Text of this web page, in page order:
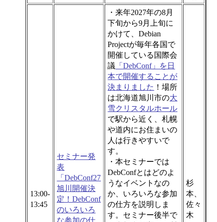
13:00-
13:45
セミナー発
表
「DebConf27
旭川開催決
定！DebConf
のいろいろ
・来年2027年の8月
下旬から9月上旬に
かけて、Debian
Projectが毎年各国で
開催している国際会
議 「DebConf」を日
本で開催することが
決まりました ！場所
は北海道旭川市の大
雪クリスタルホール
で駅から近く、札幌
や道内にお住まいの
人は行きやすいで
す。
・本セミナーでは
DebConfとはどのよ
うなイベントなの
か、いろいろな参加
の仕方を説明しま
す。セミナー後半で
杉
本、
佐々
木